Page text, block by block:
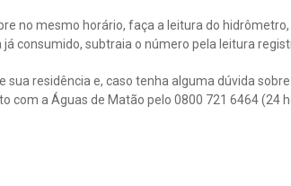
no mesmo horário, faça a leitura do
consumido, subtraia o número pela leitura
sua residência e, caso tenha alguma dúvida
com a Águas de Matão pelo 0800 721 6464 (24